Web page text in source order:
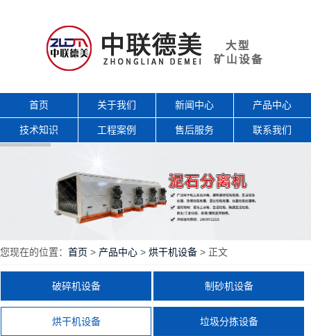
首页 关于我们 新闻中心 产品中心
技术知识 工程案例 售后服务 联系我们
您现在的位置： 首页 > 产品中心 > 烘干机设备 > 正文
破碎机设备 制砂机设备
烘干机设备 垃圾分拣设备